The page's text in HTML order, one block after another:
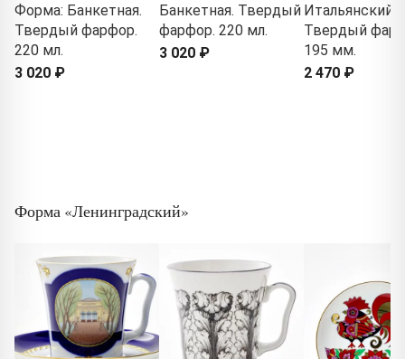
Форма: Банкетная.
Твердый фарфор.
220 мл.
3 020 ₽
Банкетная. Твердый
фарфор. 220 мл.
3 020 ₽
Итальянский
Твердый
195 мм.
2 470 ₽
Форма «Ленинградский»